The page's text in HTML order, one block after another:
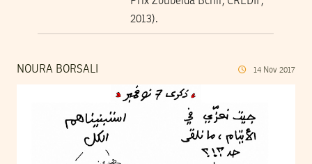
2013).
NOURA BORSALI 14 Nov 2017